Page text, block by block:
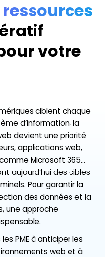
votre
ciblent chaque
d’information, la
devient une priorité
applications web,
Microsoft 365…
aujourd’hui des cibles
Pour garantir la
des données et la
une approche
PME à anticiper les
web et à